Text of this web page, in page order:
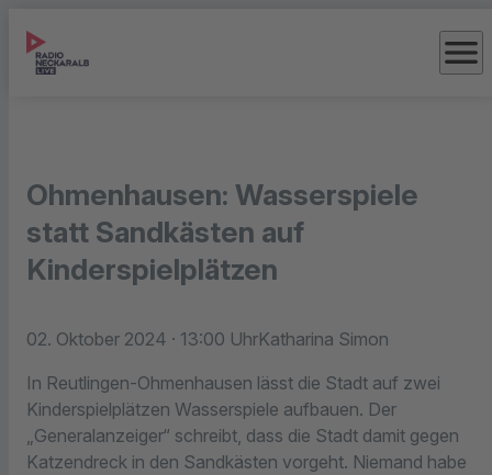
menu
Ohmenhausen: Wasserspiele
statt Sandkästen auf
Kinderspielplätzen
02. Oktober 2024 · 13:00 UhrKatharina Simon
In Reutlingen-Ohmenhausen lässt die Stadt auf zwei
Kinderspielplätzen Wasserspiele aufbauen. Der
„Generalanzeiger“ schreibt, dass die Stadt damit gegen
Katzendreck in den Sandkästen vorgeht. Niemand habe